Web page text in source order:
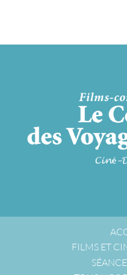
FILMS ET